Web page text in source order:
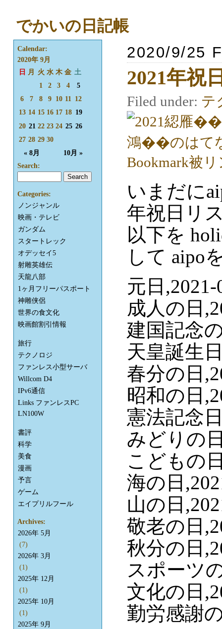
でかいの日記帳
2020/9/25
2021年祝
Filed under: テ
いまだに
年祝日リ
以下を
して aipo
元日,2021-
成人の日
建国記念
天皇誕生
春分の日
昭和の日
憲法記念
みどりの
こどもの
海の日
山の日
敬老の日
秋分の日
スポーツ
文化の日
勤労感謝
Calendar:
2020年 9月
日
月 火 水 木 金 土
« 8月 10月 »
1 2 3 4
5
6
7 8 9 10 11
12
13 14 15 16 17 18 19
20 21 22 23 24 25 26
27 28 29 30
Search:
Categories:
ノンジャンル
映画・テレビ
ガンダム
スタートレック
オデッセイ5
射雕英雄伝
天龍八部
1ヶ月フリーパスポート
神雕侠侶
世界の食文化
映画館割引情報
旅行
テクノロジ
ファンレス小型サーバ
Willcom D4
IPv6通信
Links ファンレスPC
LN100W
書評
科学
美食
漫画
予言
ゲーム
エイプリルフール
Archives:
2026年 5月
(7)
2026年 3月
(1)
2025年 12月
(1)
2025年 10月
(1)
2025年 9月